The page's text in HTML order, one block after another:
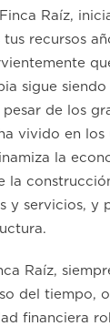
Raíz,
recursos
sigue
de los
vivido en los
la
la
y servicios, y
Raíz,
del tiempo,
financiera